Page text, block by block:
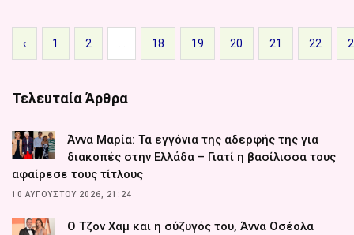
‹ 1 2 18 19 20 21 22
Τελευταία Άρθρα
Άννα Μαρία: Τα εγγόνια της αδερφής της για
διακοπές στην Ελλάδα – Γιατί η βασίλισσα τους
αφαίρεσε τους τίτλους
10 ΑΥΓΟΎΣΤΟΥ 2026, 21:24
Ο Τζον Χαμ και η σύζυγός του, Άννα Οσέολα